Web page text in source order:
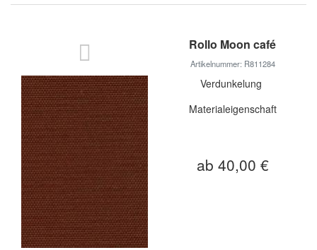
Rollo Moon café
Artikelnummer: R811284
Verdunkelung
Materialeigenschaft
ab 40,00 €